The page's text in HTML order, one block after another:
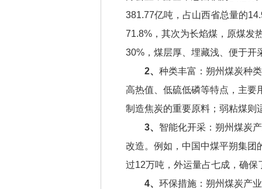
381.77亿吨，占山西省总量的
71.8%，其次为长焰煤，原煤发
30%，煤层厚、埋藏浅、便于开
2、 种类丰富‌：朔州煤炭种
高热值、低硫低磷等特点，主要
制造焦炭的重要原料；弱粘煤则
3、 智能化开采‌：朔州煤炭
改造。例如，中国中煤平朔集团
过12万吨，外运量占七成，确保
4、 环保措施‌：朔州煤炭产